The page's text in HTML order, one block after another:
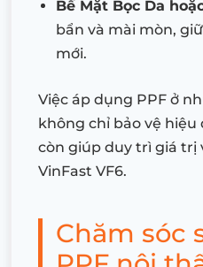
Bề Mặt Bọc Da
bẩn và mài mòn,
mới.
Việc áp dụng PPF ở
không chỉ bảo vệ
còn giúp duy trì giá trị
VinFast VF6.
Chăm sóc